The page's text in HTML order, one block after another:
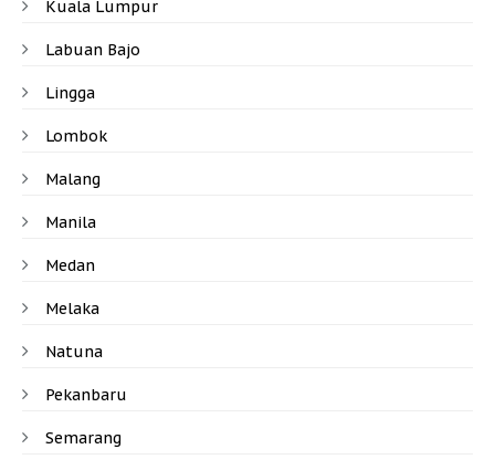
Kuala Lumpur
Labuan Bajo
Lingga
Lombok
Malang
Manila
Medan
Melaka
Natuna
Pekanbaru
Semarang